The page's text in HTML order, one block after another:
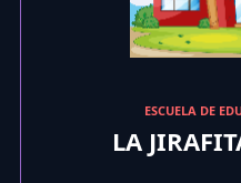
ESCUELA DE
LA